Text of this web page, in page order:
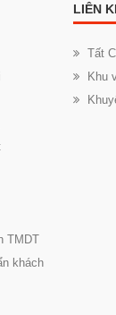
TMDT
khách
LIÊN
Tất
Khu